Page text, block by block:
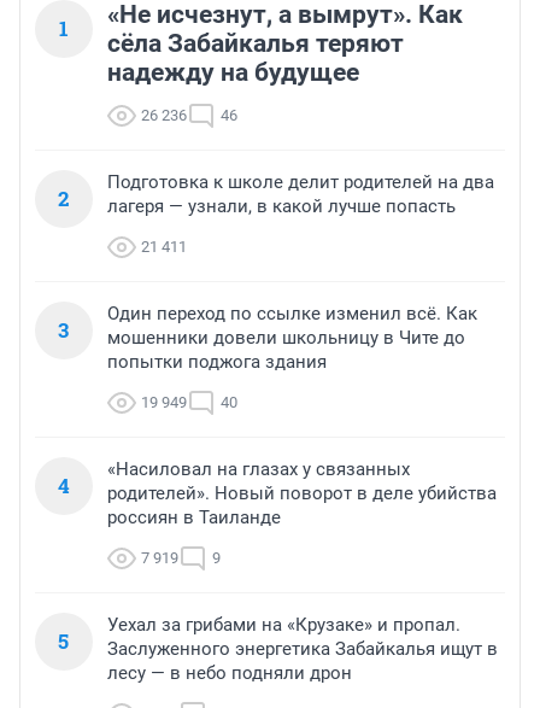
1
«Не исчезнут, а вымрут». Как
сёла Забайкалья теряют
надежду на будущее
26 236 46
2
Подготовка к школе делит родителей на два
лагеря — узнали, в какой лучше попасть
21 411
3
Один переход по ссылке изменил всё. Как
мошенники довели школьницу в Чите до
попытки поджога здания
19 949 40
4
«Насиловал на глазах у связанных
родителей». Новый поворот в деле убийства
россиян в Таиланде
7 919 9
5
Уехал за грибами на «Крузаке» и пропал.
Заслуженного энергетика Забайкалья ищут в
лесу — в небо подняли дрон